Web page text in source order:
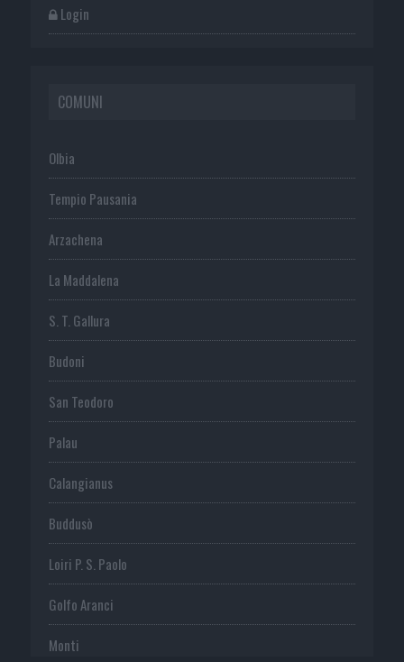
Login
COMUNI
Olbia
Tempio Pausania
Arzachena
La Maddalena
S. T. Gallura
Budoni
San Teodoro
Palau
Calangianus
Buddusò
Loiri P. S. Paolo
Golfo Aranci
Monti